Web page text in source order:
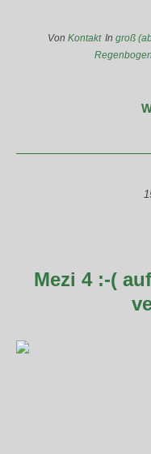
Von Kontakt In groß
Mezi 4 :-(